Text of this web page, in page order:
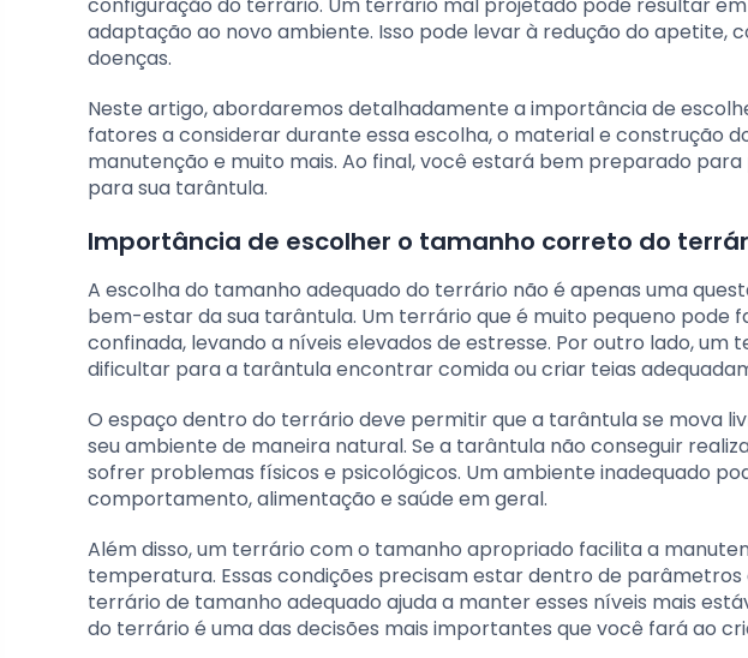
adaptação ao novo ambiente. Isso pode levar à redução do apetite,
doenças.
Neste artigo, abordaremos detalhadamente a importância de
fatores a considerar durante essa escolha, o material e construção
manutenção e muito mais. Ao final, você estará bem preparado
para sua tarântula.
Importância de escolher o tamanho correto do
A escolha do tamanho adequado do terrário não é apenas uma
bem-estar da sua tarântula. Um terrário que é muito pequeno pode
confinada, levando a níveis elevados de estresse. Por outro lado,
dificultar para a tarântula encontrar comida ou criar teias
O espaço dentro do terrário deve permitir que a tarântula se mova
seu ambiente de maneira natural. Se a tarântula não conseguir
sofrer problemas físicos e psicológicos. Um ambiente inadequado
comportamento, alimentação e saúde em geral.
Além disso, um terrário com o tamanho apropriado facilita a
temperatura. Essas condições precisam estar dentro de
terrário de tamanho adequado ajuda a manter esses níveis mais
do terrário é uma das decisões mais importantes que você fará ao